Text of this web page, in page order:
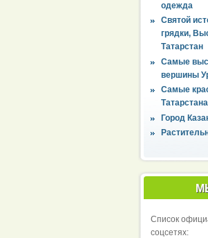
одежда
Святой
грядки,
Татарстан
Самые
вершины
Самые
Татарстана
Город
Список
соцсетях: